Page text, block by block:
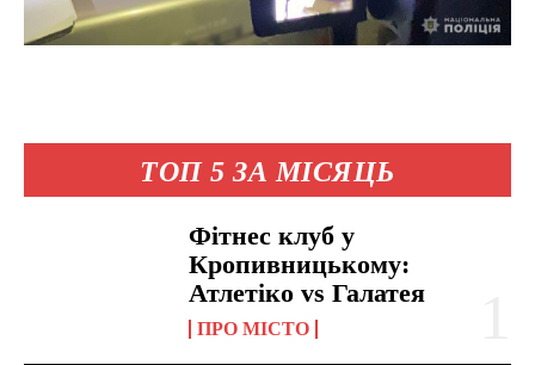
ТОП 5 ЗА МІСЯЦЬ
Фітнес клуб у
Кропивницькому:
Атлетіко vs Галатея
ПРО МІСТО